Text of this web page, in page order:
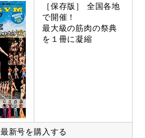
［保存版］ 全国各地
で開催！
最大級の筋肉の祭典
を１冊に凝縮
最新号を購入する